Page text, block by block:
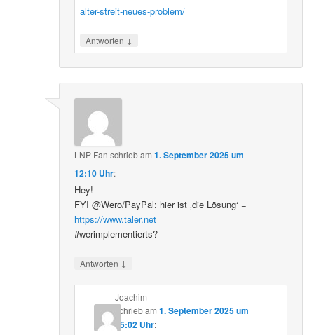
alter-streit-neues-problem/
Antworten ↓
LNP Fan schriebam1. September 2025 um
12:10 Uhr:
Hey!
FYI @Wero/PayPal: hier ist ‚die Lösung‘ =
https://www.taler.net
#werimplementierts?
Antworten ↓
Joachim
schriebam 1. September 2025 um
15:02 Uhr: